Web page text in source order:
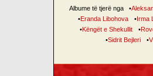
Albume të tjerë nga •
•Eranda Libohova •Irma
•Këngët e Shekullit •
•Sidrit Bejleri •